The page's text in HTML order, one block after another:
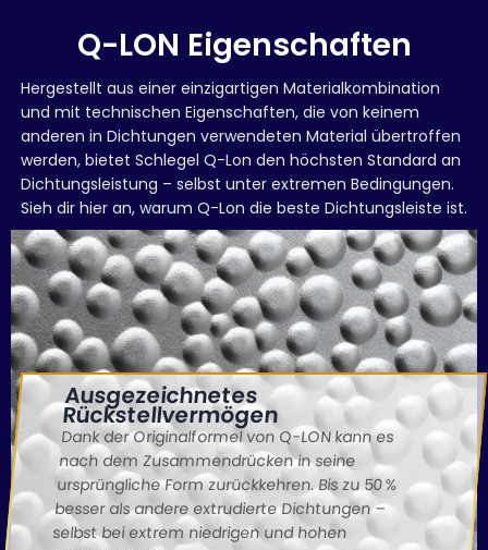
Q-LON Eigenschaften
Hergestellt aus einer einzigartigen Materialkombination
und mit technischen Eigenschaften, die von keinem
anderen in Dichtungen verwendeten Material übertroffen
werden, bietet Schlegel Q-Lon den höchsten Standard an
Dichtungsleistung – selbst unter extremen Bedingungen.
Sieh dir hier an, warum Q-Lon die beste Dichtungsleiste ist.
Ausgezeichnetes
Rückstellvermögen
Dank der Originalformel von Q-LON kann es
nach dem Zusammendrücken in seine
ursprüngliche Form zurückkehren. Bis zu 50 %
besser als andere extrudierte Dichtungen –
selbst bei extrem niedrigen und hohen